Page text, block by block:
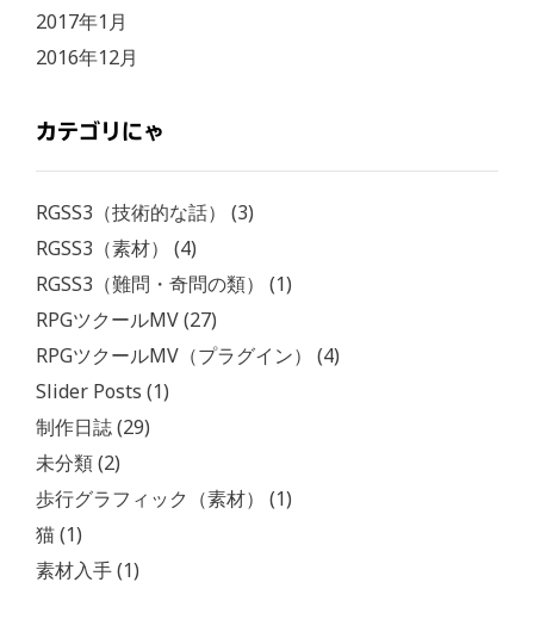
2017年1月
2016年12月
カテゴリにゃ
RGSS3（技術的な話）
(3)
RGSS3（素材）
(4)
RGSS3（難問・奇問の類）
(1)
RPGツクールMV(27)
RPGツクールMV（プラグイン）
(4)
Slider Posts (1)
制作日誌(29)
未分類(2)
歩行グラフィック（素材）
(1)
猫(1)
素材入手(1)